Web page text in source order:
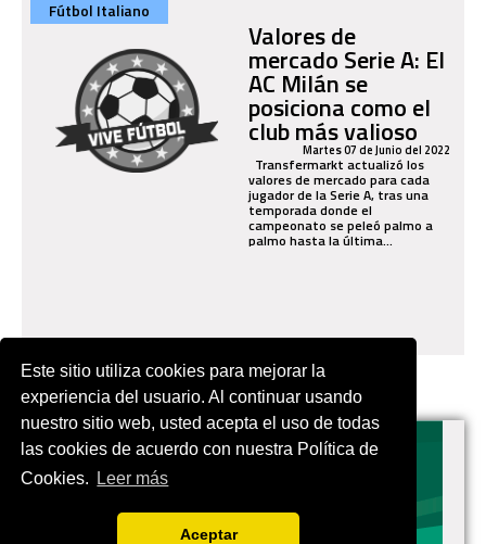
Este sitio utiliza cookies para mejorar la
experiencia del usuario. Al continuar usando
nuestro sitio web, usted acepta el uso de todas
las cookies de acuerdo con nuestra Política de
Cookies.
Leer más
Aceptar
Fútbol Italiano
Valores de
mercado Serie A: El
AC Milán se
posiciona como el
club más valioso
Martes 07 de Junio del 2022
Transfermarkt actualizó los
valores de mercado para cada
jugador de la Serie A, tras una
temporada donde el
campeonato se peleó palmo a
palmo hasta la última...